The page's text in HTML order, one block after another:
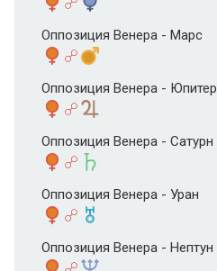
Оппозиция Венера - Марс
Оппозиция Венера - Юпитер
Оппозиция Венера - Сатурн
Оппозиция Венера - Уран
Оппозиция Венера - Нептун